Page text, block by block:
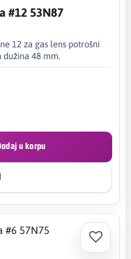
#12 53N87
12 za gas lens potrošni
dužina 48 mm.
u korpu